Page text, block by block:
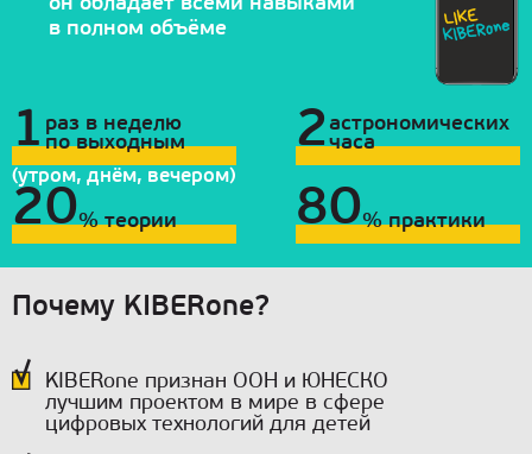
в полном объёме
1 раз в неделю
по выходным
(утром, днём, вечером)
2 астрономических
часа
20% теории 80% практики
Почему KIBERone?
KIBERone признан ООН и ЮНЕСКО
лучшим проектом в мире в сфере
цифровых технологий для детей